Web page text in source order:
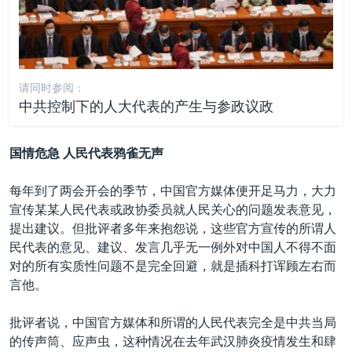
请同时参阅：
中共控制下的人大代表的产生与参政议政
国情危急 人民代表鸦雀无声
每年到了两会开会的季节，中国官方媒体便开足马力，大力
宣传某某人民代表或政协委员就人民关心的问题发表意见，
提出建议。但批评者多年来抱怨说，这些官方宣传的所谓人
民代表的意见、建议、发言几乎无一例外对中国人不得不面
对的所有实质性问题不是完全回避，就是插科打诨顾左右而
言他。
批评者说，中国官方媒体和所谓的人民代表完全是中共当局
的传声筒、应声虫，这种情况在去年武汉肺炎疫情发生和肆